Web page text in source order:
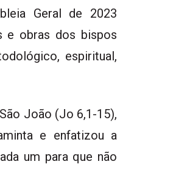
Geral de 2023
e obras dos bispos
espiritual,
João (Jo 6,1-15),
e enfatizou a
um para que não